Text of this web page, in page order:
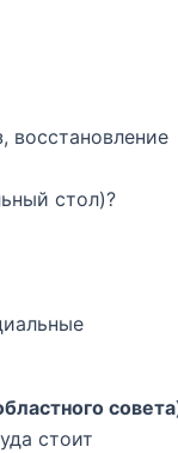
восстановление
стол)?
стоит